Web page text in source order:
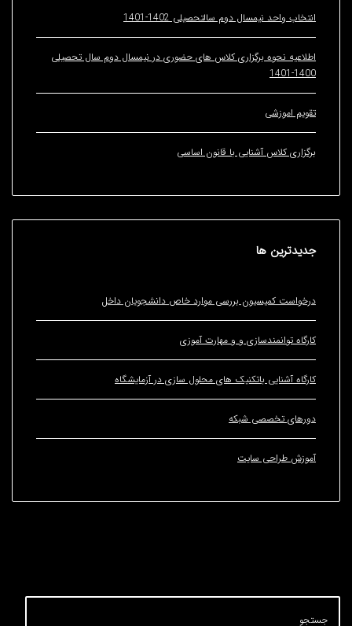
واحد نیمسال دوم سالتحصیلی 1402-1401
نحوه برگزاری کلاس های حضوری در نیمسال دوم سال تحصیلی
کلاس آشنایی با قانون اساسی
ها
کمیسیون بررسی موارد خاص دانشجویان داخل
توانمندسازی و و مهارت آموزی
آشنایی باتکنیک های محلول سازی در آزمایشگاه
تخصصی شبکه
طراحی سایت